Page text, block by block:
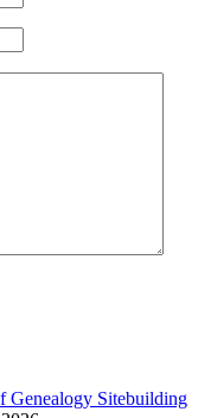
Genealogy Sitebuilding